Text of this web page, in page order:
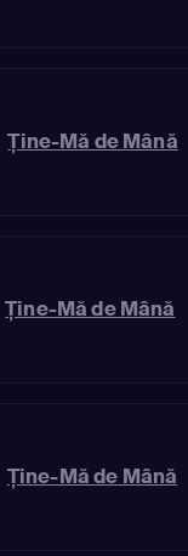
Ține-Mă de Mână
Ține-Mă de Mână
Ține-Mă de Mână